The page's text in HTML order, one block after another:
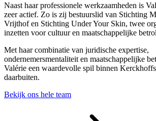
Naast haar professionele werkzaamheden is
zeer actief. Zo is zij bestuurslid van Stichting
Vrijthof en Stichting Under Your Skin, twee
inzetten voor cultuur en maatschappelijke
Met haar combinatie van juridische expertise,
ondernemersmentaliteit en maatschappelijke
Valérie een waardevolle spil binnen
daarbuiten.
Bekijk ons hele team